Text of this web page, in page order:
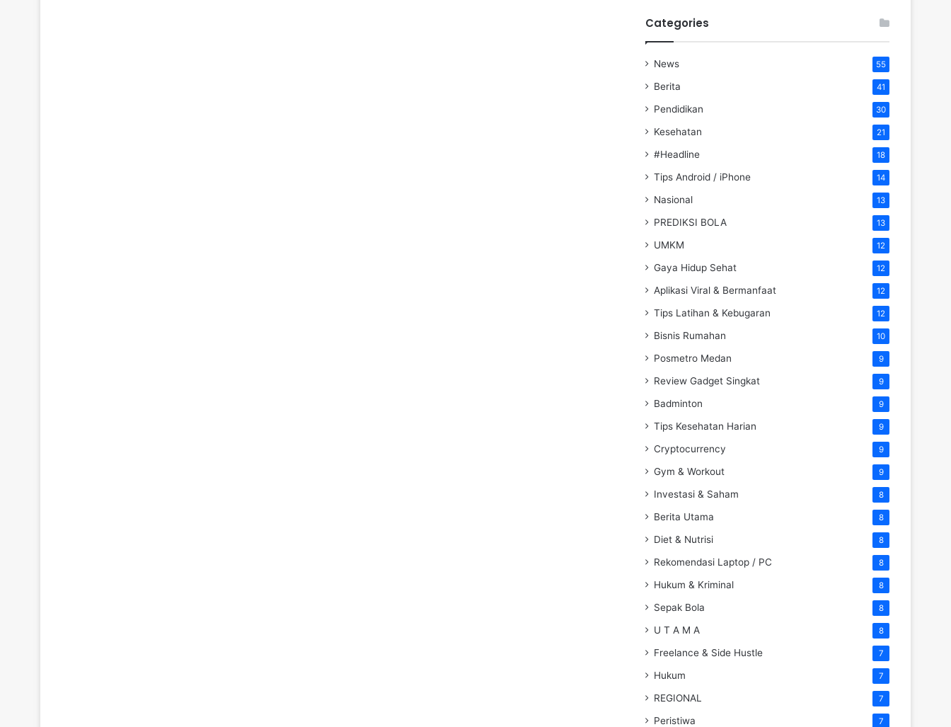
Categories
News 55
Berita 41
Pendidikan 30
Kesehatan 21
#Headline 18
Tips Android / iPhone 14
Nasional 13
PREDIKSI BOLA 13
UMKM 12
Gaya Hidup Sehat 12
Aplikasi Viral & Bermanfaat 12
Tips Latihan & Kebugaran 12
Bisnis Rumahan 10
Posmetro Medan 9
Review Gadget Singkat 9
Badminton 9
Tips Kesehatan Harian 9
Cryptocurrency 9
Gym & Workout 9
Investasi & Saham 8
Berita Utama 8
Diet & Nutrisi 8
Rekomendasi Laptop / PC 8
Hukum & Kriminal 8
Sepak Bola 8
U T A M A 8
Freelance & Side Hustle 7
Hukum 7
REGIONAL 7
Peristiwa 7